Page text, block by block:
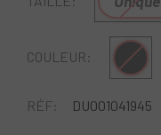
COULEUR: Multi
RÉF: DU001041945